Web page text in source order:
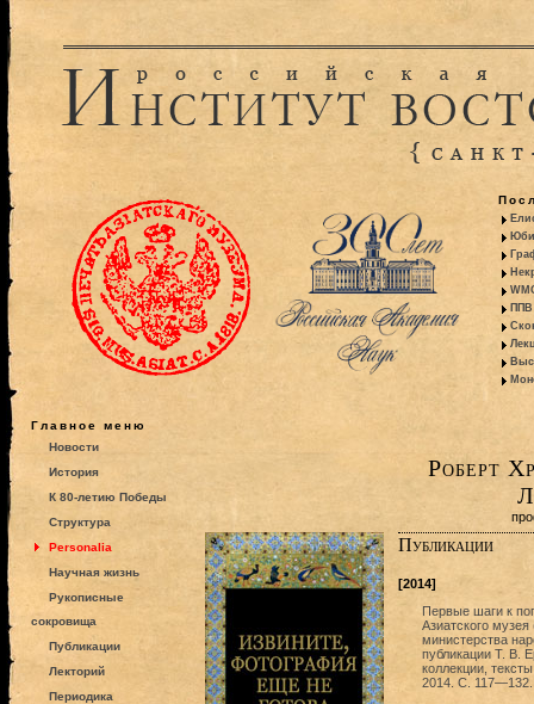
ППВ
Главное меню
Новости
История
К 80-летию Победы
Структура
Personalia
Научная жизнь
Рукописные
сокровища
Публикации
Лекторий
Периодика
Роберт
Публикации
[2014]
Первые шаги к
Азиатского
министерства
публикации Т. В.
коллекции,
2014. С. 117—132.